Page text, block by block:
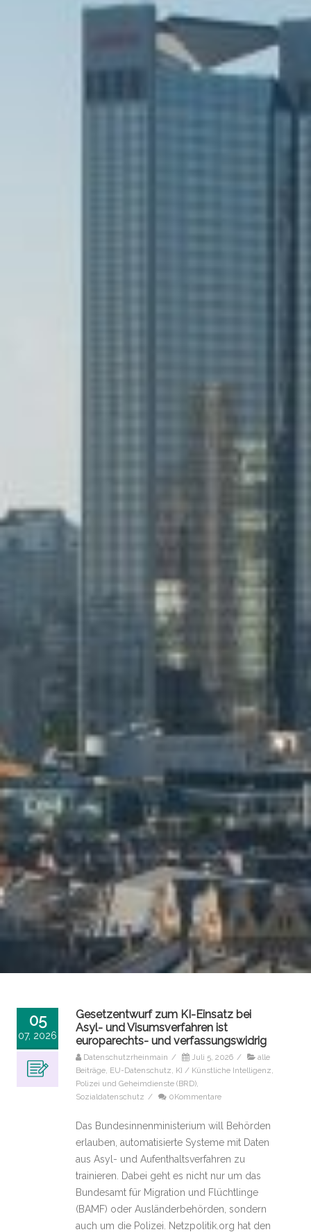
05
07, 2026
Gesetzentwurf zum KI-Einsatz bei
Asyl- und Visumsverfahren ist
europarechts- und verfassungswidrig
Datenschutzrheinmain / Juli 5, 2026 /
alle
Beiträge EU-Datenschutz KI / Künstliche Intelligenz
Polizei und Geheimdienste (BRD)
Sozialdatenschutz / 0Kommentare
Das Bundesinnenministerium will Behörden
erlauben, automatisierte Systeme mit Daten
aus Asyl- und Aufenthaltsverfahren zu
trainieren. Dabei geht es nicht nur um das
Bundesamt für Migration und Flüchtlinge
(BAMF) oder Ausländerbehörden, sondern
auch um die Polizei. Netzpolitik.org hat den